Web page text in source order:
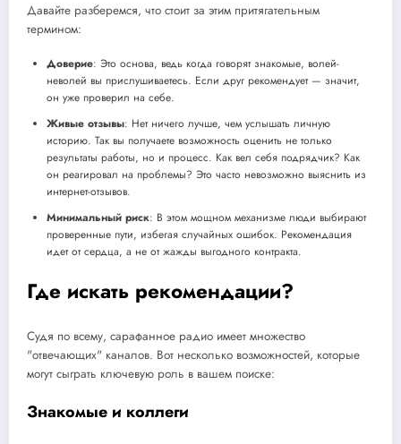
Давайте разберемся, что стоит за этим притягательным
термином:
Доверие: Это основа, ведь когда говорят знакомые, волей-
неволей вы прислушиваетесь. Если друг рекомендует — значит,
он уже проверил на себе.
Живые отзывы: Нет ничего лучше, чем услышать личную
историю. Так вы получаете возможность оценить не только
результаты работы, но и процесс. Как вел себя подрядчик? Как
он реагировал на проблемы? Это часто невозможно выяснить из
интернет-отзывов.
Минимальный риск: В этом мощном механизме люди выбирают
проверенные пути, избегая случайных ошибок. Рекомендация
идет от сердца, а не от жажды выгодного контракта.
Где искать рекомендации?
Судя по всему, сарафанное радио имеет множество
"отвечающих" каналов. Вот несколько возможностей, которые
могут сыграть ключевую роль в вашем поиске:
Знакомые и коллеги